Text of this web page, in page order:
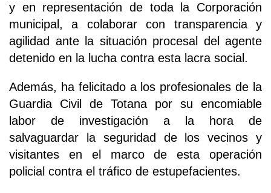
y en representación de toda la Corporación
municipal, a colaborar con transparencia y
agilidad ante la situación procesal del agente
detenido en la lucha contra esta lacra social.
Además, ha felicitado a los profesionales de la
Guardia Civil de Totana por su encomiable
labor de investigación a la hora de
salvaguardar la seguridad de los vecinos y
visitantes en el marco de esta operación
policial contra el tráfico de estupefacientes.